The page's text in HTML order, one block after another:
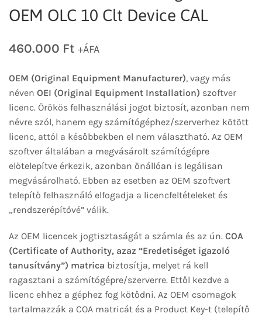
OEM OLC 10 Clt Device CAL
460.000 Ft +ÁFA
OEM (Original Equipment Manufacturer), vagy más
néven OEI (Original Equipment Installation) szoftver
licenc. Örökös felhasználási jogot biztosít, azonban nem
névre szól, hanem egy számítógéphez/szerverhez kötött
licenc, attól a későbbekben el nem választható. Az OEM
szoftver általában a megvásárolt számítógépre
előtelepítve érkezik, azonban önállóan is legálisan
megvásárolható. Ebben az esetben az OEM szoftvert
telepítő felhasználó elfogadja a licencfeltételeket és
„rendszerépítővé” válik.
Az OEM licencek jogtisztaságát a számla és az ún. COA
(Certificate of Authority, azaz “Eredetiséget igazoló
tanusítvány”) matrica biztosítja, melyet rá kell
ragasztani a számítógépre/szerverre. Ettől kezdve a
licenc ehhez a géphez fog kötődni. Az OEM csomagok
tartalmazzák a COA matricát és a Product Key-t (telepítő